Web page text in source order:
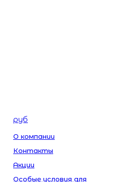
руб
О компании
Контакты
Акции
Особые условия для